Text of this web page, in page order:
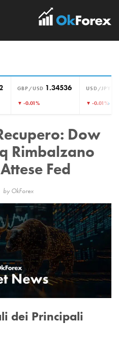
GBP/USD 1.34536
▼ -0.01%
USD/JPY
▼ -0.01%›
Dow
Rimbalzano
Fed
by OkForex
dei Principali